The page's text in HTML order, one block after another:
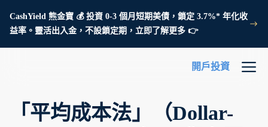
CashYield 熊金寶 💰 投資 0-3 個月短期美債，鎖定 3.7%* 年化收
益率。靈活出入金，不設鎖定期，立即了解更多 👉
開戶投資
「平均成本法」（Dollar-